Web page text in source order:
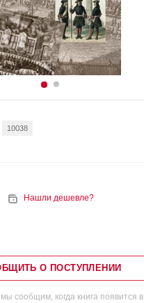
10038
Нашли дешевле?
О ПОСТУПЛЕНИИ
сообщим, когда книга появится в